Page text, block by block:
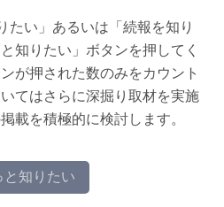
たい」あるいは「続報を知り
知りたい」ボタンを押してく
が押された数のみをカウント
てはさらに深掘り取材を実施
載を積極的に検討します。
と知りたい